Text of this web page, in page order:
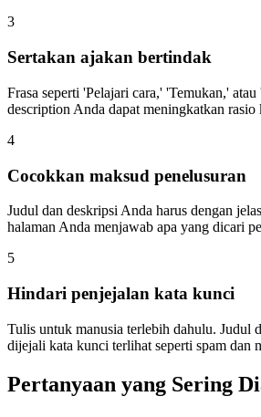
3
Sertakan ajakan bertindak
Frasa seperti 'Pelajari cara,' 'Temukan,'
description Anda dapat meningkatkan
4
Cocokkan maksud penelusuran
Judul dan deskripsi Anda harus dengan
halaman Anda menjawab apa yang dicari
5
Hindari penjejalan kata kunci
Tulis untuk manusia terlebih dahulu. Judul
dijejali kata kunci terlihat seperti spam dan
Pertanyaan yang Sering